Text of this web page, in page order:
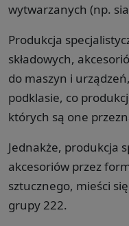
wytwarzanych (np.
Produkcja
składowych,
do maszyn i
podklasie, co
których są one
Jednakże, produkcja
akcesoriów przez
sztucznego, mieści
grupy 222.